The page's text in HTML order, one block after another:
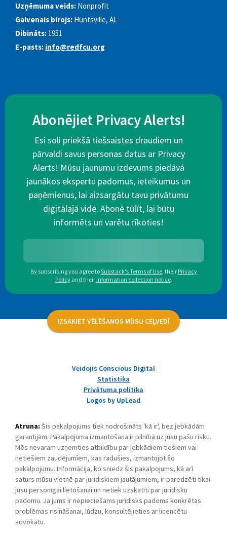
Uzņēmuma veids: Nonprofit
Galvenais birojs: Huntsville, AL
Dibināts: 1951
E-pasts: info@redfcu.org
Abonējiet Privacy Alerts!
Esi soli priekšā tiešsaistes draudiem un
pārvaldi savus personas datus ar Privacy
Alerts! Mūsu jaunumu izdevums piedāvā
jaunākos ekspertu padomus, ieteikumus un
paņēmienus, lai aizsargātu tavu privātumu
digitālajā vidē. Abonē tūlīt, lai būtu
informēts un varētu rīkoties!
By subscribing you agree toSubstack's Terms of Use, their Privacy
Policy and their Information collection notice.
IZSAKIET VĒLĒŠANOS MŪSU CEĻVEDĪ
Veidojis Conscious Digital
Statistika
Privātuma politika
Logos by UpLead
Atruna: Šis pakalpojums tiek nodrošināts 'kā ir', bez jebkādām
garantijām. Pakalpojuma izmantošana ir pilnībā uz jūsu pašu risku.
Mēs nevaram uzņemties atbildību par jebkādiem tiešiem vai
netiešiem zaudējumiem, kas radušies, izmantojot šo
pakalpojumu. Informācija, ko sniedz šis pakalpojums, kā arī
saturs mūsu vietnē par juridiskiem jautājumiem, ir paredzēti tikai
jūsu personīgai lietošanai un netiek uzskatīti par juridisku
padomu. Ja jums ir nepieciešams juridisks padoms konkrētas
problēmas risināšanai, lūdzu, konsultējieties ar licencētu
advokātu.